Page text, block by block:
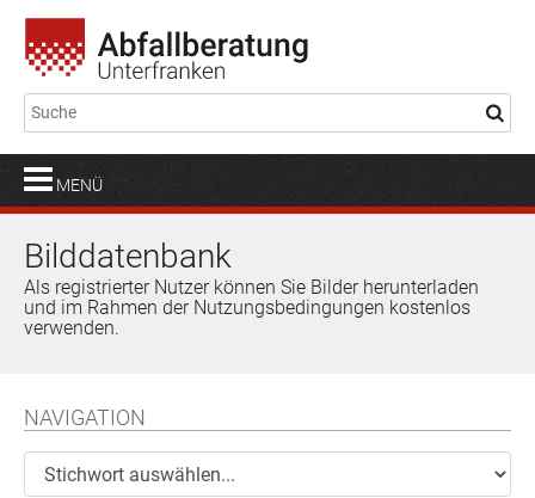
MENÜ
Bilddatenbank
Als registrierter Nutzer können Sie Bilder herunterladen
und im Rahmen der Nutzungsbedingungen kostenlos
verwenden.
NAVIGATION